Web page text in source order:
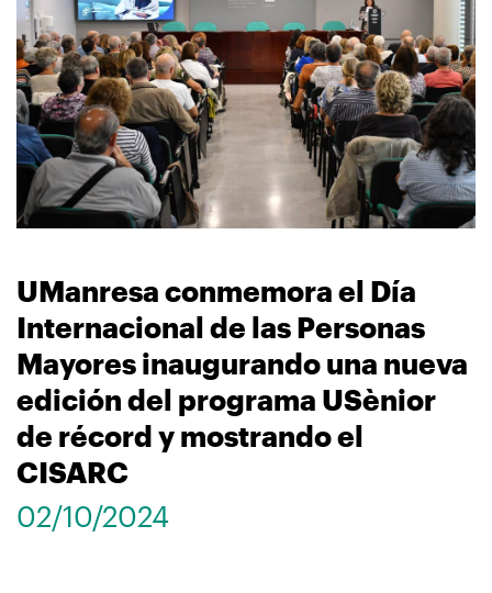
navegación
UManresa conmemora el Día
Internacional de las Personas
Mayores inaugurando una nueva
edición del programa USènior
de récord y mostrando el
CISARC
02/10/2024